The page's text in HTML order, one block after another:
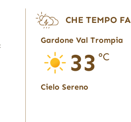
CHE TEMPO FA
Gardone Val Trompia
33 °C
Cielo Sereno